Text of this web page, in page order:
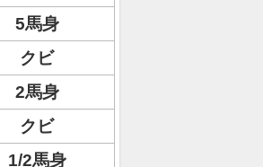
5馬身
クビ
2馬身
クビ
1/2馬身